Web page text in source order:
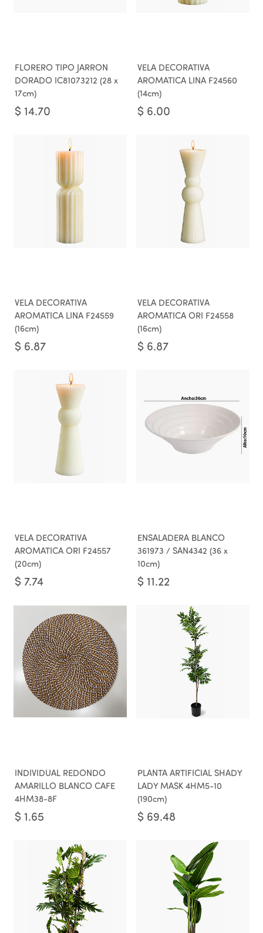
FLORERO TIPO JARRON
DORADO IC81073212 (28 x
17cm)
$ 14.70
VELA DECORATIVA
AROMATICA LINA F24560
(14cm)
$ 6.00
VELA DECORATIVA
AROMATICA LINA F24559
(16cm)
$ 6.87
VELA DECORATIVA
AROMATICA ORI F24558
(16cm)
$ 6.87
VELA DECORATIVA
AROMATICA ORI F24557
(20cm)
$ 7.74
ENSALADERA BLANCO
361973 / SAN4342 (36 x
10cm)
$ 11.22
INDIVIDUAL REDONDO
AMARILLO BLANCO CAFE
4HM38-8F
$ 1.65
PLANTA ARTIFICIAL SHADY
LADY MASK 4HM5-10
(190cm)
$ 69.48